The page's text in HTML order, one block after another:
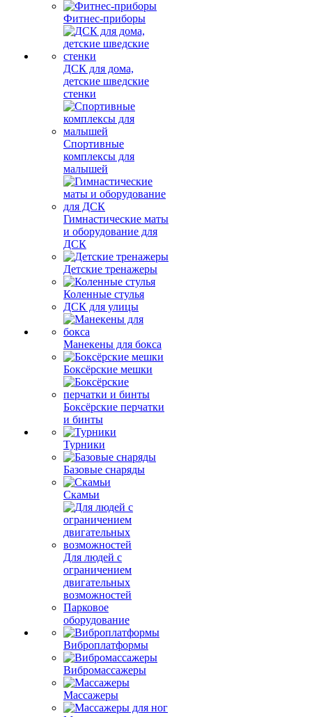
Фитнес-приборы
ДСК для дома,
детские шведские
стенки
Спортивные
комплексы для
малышей
Гимнастические маты
и оборудование для
ДСК
Детские тренажеры
Коленные стулья
ДСК для улицы
Манекены для бокса
Боксёрские мешки
Боксёрские перчатки
и бинты
Турники
Базовые снаряды
Скамьи
Для людей с
ограничением
двигательных
возможностей
Парковое
оборудование
Виброплатформы
Вибромассажеры
Массажеры